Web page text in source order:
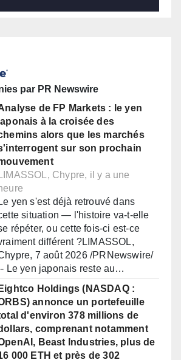
par PR Newswire
de FP Markets : le yen
à la croisée des
alors que les marchés
sur son prochain
LIMASSOL, Chypre, il y a une
Le yen s'est déjà retrouvé dans
situation — l'histoire va-t-elle
répéter, ou cette fois-ci est-ce
différent ?LIMASSOL,
7 août 2026 /PRNewswire/
Le yen japonais reste au…
Eightco Holdings (NASDAQ :
annonce un portefeuille
d'environ 378 millions de
comprenant notamment
Beast Industries, plus de
000 ETH et près de 302